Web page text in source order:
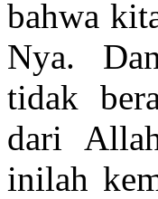
bahwa
Nya.
tidak
dari
inilah